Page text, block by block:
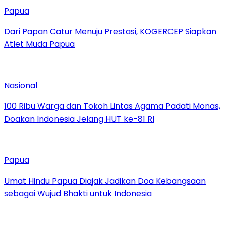
Papua
Dari Papan Catur Menuju Prestasi, KOGERCEP Siapkan
Atlet Muda Papua
Nasional
100 Ribu Warga dan Tokoh Lintas Agama Padati Monas,
Doakan Indonesia Jelang HUT ke-81 RI
Papua
Umat Hindu Papua Diajak Jadikan Doa Kebangsaan
sebagai Wujud Bhakti untuk Indonesia